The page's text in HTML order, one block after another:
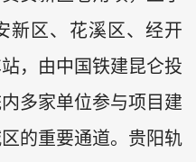
新区、花溪区、经开
，由中国铁建昆仑投
多家单位参与项目建
的重要通道。贵阳轨